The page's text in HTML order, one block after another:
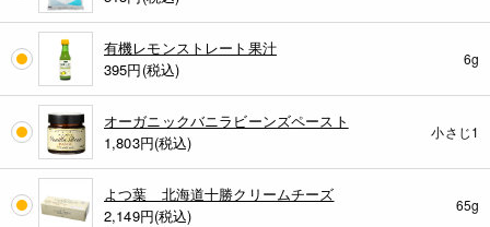
有機レモンストレート果汁
395円(税込)
6g
オーガニックバニラビーンズペースト
1,803円(税込)
小さじ1
よつ葉 北海道十勝クリームチーズ
2,149円(税込)
65g